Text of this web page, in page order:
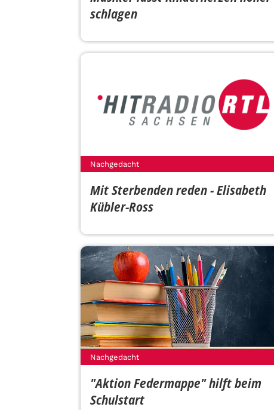
schlagen
Nachgedacht
Mit Sterbenden reden - Elisabeth
Kübler-Ross
Nachgedacht
"Aktion Federmappe" hilft beim
Schulstart